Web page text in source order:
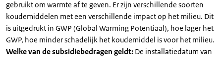
gebruikt om warmte af te geven. Er zijn verschillende soorten
koudemiddelen met een verschillende impact op het milieu. Dit
is uitgedrukt in GWP (Global Warming Potentiaal), hoe lager het
GWP, hoe minder schadelijk het koudemiddel is voor het milieu.
Welke van de subsidiebedragen geldt: De installatiedatum van